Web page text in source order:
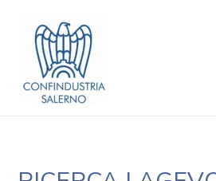
contenuto
articoli